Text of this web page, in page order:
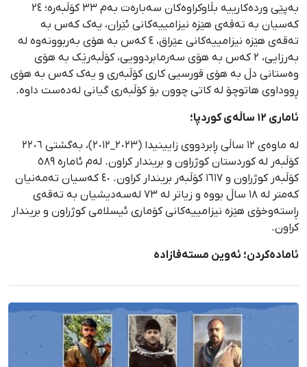
بەپێی وردەکارییە بڵاوکراوەکان سەبارەت بەم ٣٣ کۆڵبەرە؛ ٢٤
کەسیان بە تەقەی ‌هێزە نیزامییەکانی ئێران، یەک کەس بە
تەقەی ‌هێزە نیزامییەکانی عێراق، ٤ کەس بە هۆی بەربوونەوە لە
بەرزایی، ٢ کەس بە هۆی سەرمابردوویی، کۆڵبەرێک بە هۆی
وەستانی دڵ بە هۆی قورسیی کاری کۆڵبەری و یەک کەس بە هۆی
ڕووداوی هاتوچۆ لە کاتی چوون بۆ کۆڵبەری گیانی لەدەست داوە.
ئاماری ۱۲ ساڵەی کوردپا؛
لە ماوەی ١٢ ساڵی ڕابردووی زایینیدا (٢٠٢٣_٢٠١٢)، بەگشتی ٢٢٠٦
کۆڵبەر لە کوردستان کوژراون و بریندار کراون. لەم ئامارە ٥٨٩
کۆڵبەر کوژراون و ١٦١٧ کۆڵبەر بریندار کراون. ٤٠ کەسیان تەمەنیان
کەمتر لە ١٨ ساڵ بووە و زیاتر لە ٧٣ لەسەدیشیان بە تەقەی
ڕاستەوخۆی هێزە نیزامییەکانی کۆماری ئیسلامی کوژراون و بریندار
کراون.
ئامادەکردن؛ ئەوین مستەفازادە